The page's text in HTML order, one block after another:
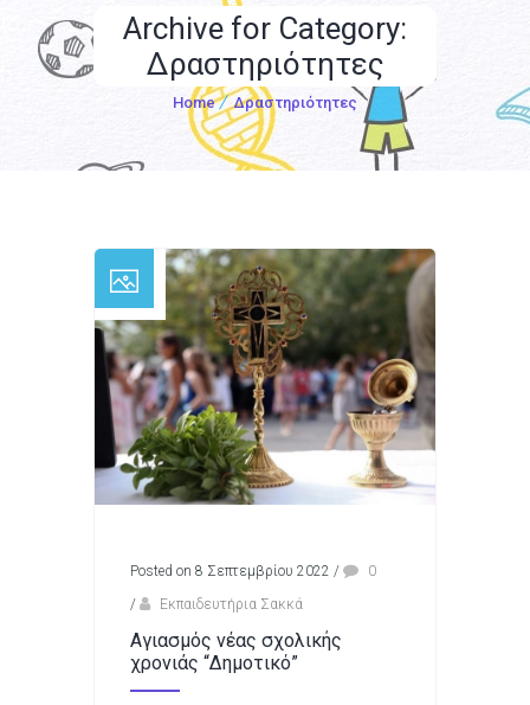
Archive for Category:
Δραστηριότητες
Home Δραστηριότητες
Posted on 8 Σεπτεμβρίου 2022 /
0
/
Εκπαιδευτήρια Σακκά
Αγιασμός νέας σχολικής
χρονιάς “Δημοτικό”